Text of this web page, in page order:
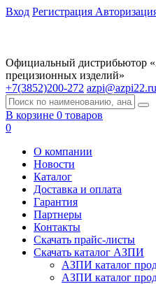
Вход Регистрация
Официальный дистрибьютор
прецизионных изделий»
+7(3852)200-272 azpi@azpi22.ru
В корзине 0 товаров
0
О компании
Новости
Каталог
Доставка и оплата
Гарантия
Партнеры
Контакты
Скачать прайс-листы
Скачать каталог АЗПИ
АЗПИ каталог
АЗПИ каталог